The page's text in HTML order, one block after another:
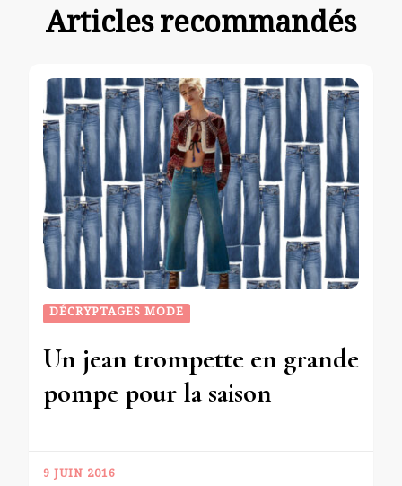
Articles recommandés
DÉCRYPTAGES MODE
Un jean trompette en grande
pompe pour la saison
9 JUIN 2016